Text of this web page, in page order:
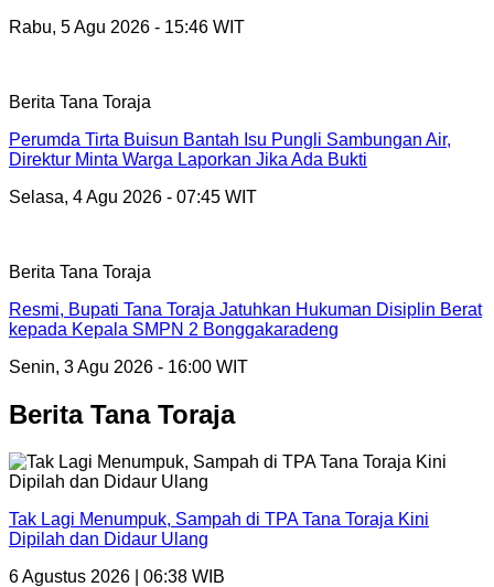
Rabu, 5 Agu 2026 - 15:46 WIT
Berita Tana Toraja
Perumda Tirta Buisun Bantah Isu Pungli Sambungan Air,
Direktur Minta Warga Laporkan Jika Ada Bukti
Selasa, 4 Agu 2026 - 07:45 WIT
Berita Tana Toraja
Resmi, Bupati Tana Toraja Jatuhkan Hukuman Disiplin Berat
kepada Kepala SMPN 2 Bonggakaradeng
Senin, 3 Agu 2026 - 16:00 WIT
Berita Tana Toraja
Tak Lagi Menumpuk, Sampah di TPA Tana Toraja Kini
Dipilah dan Didaur Ulang
6 Agustus 2026 | 06:38 WIB